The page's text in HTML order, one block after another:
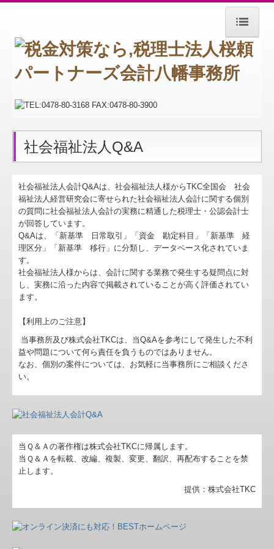
ホーム
お知らせ
事務所紹介
経営理念
関連リンク
リンク集
お問合せ
補助金・助成金・融資情報
関与先向け融資商品ご紹介
経営者お役立ち情報
TKCシステムQ&A
社会福祉法人会計Q&A
経営改善オンデマンド講座
ＴＫＣ経営者ロ-ン提携金融機関
リスクマネージメント行動指針
社会福祉法人Q&A
社会福祉法人会計Q&Aは、社会福祉法人様からTKC全国会 社会
福祉法人経営研究会に寄せられた社会福祉法人会計に関する個別
の質問に社会福祉法人会計の実務に精通した税理士・公認会計士
が回答しています。
Q&Aは、「新基準 日常取引」「資金 勘定科目」「新基準 経
理区分」「新基準 移行」に分類し、データベース化されていま
す。
社会福祉法人様からは、会計に関する業務で発生する疑問点に対
し、実務に沿った内容で掲載されていることが高く評価されてい
ます。
【利用上のご注意】
当事務所及び株式会社TKCは、当Q&Aを参考にして発生した不利
益や問題について何ら責任を負うものではありません。
なお、個別の案件については、お気軽に当事務所にご相談くださ
い。
当Ｑ＆Ａの著作権は株式会社TKCに帰属します。
当Ｑ＆Ａを転載、改編、複製、変更、翻訳、再配布することを禁
止します。
提供：株式会社TKC